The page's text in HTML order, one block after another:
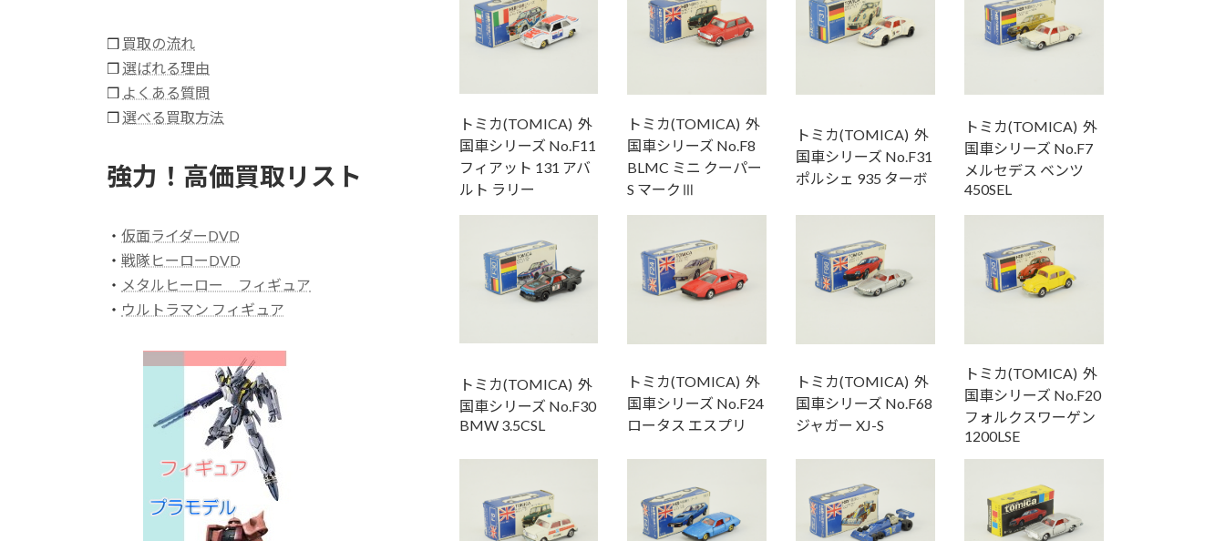
トミカ(TOMICA) 外
国車シリーズ No.F11
フィアット 131 アバ
ルト ラリー
トミカ(TOMICA) 外
国車シリーズ No.F8
BLMC ミニ クーパー
S マークⅢ
トミカ(TOMICA) 外
国車シリーズ No.F31
ポルシェ 935 ターボ
トミカ(TOMICA) 外
国車シリーズ No.F7
メルセデス ベンツ
450SEL
トミカ(TOMICA) 外
国車シリーズ No.F30
BMW 3.5CSL
トミカ(TOMICA) 外
国車シリーズ No.F24
ロータス エスプリ
トミカ(TOMICA) 外
国車シリーズ No.F68
ジャガー XJ-S
トミカ(TOMICA) 外
国車シリーズ No.F20
フォルクスワーゲン
1200LSE
❒ 買取の流れ
❒ 選ばれる理由
❒ よくある質問
❒ 選べる買取方法
強力！高価買取リスト
・ 仮面ライダーDVD
・ 戦隊ヒーローDVD
・ メタルヒーロー フィギュア
・ ウルトラマン フィギュア